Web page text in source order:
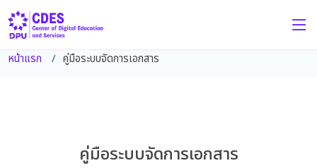
หน้าแรก คู่มือระบบจัดการเอกสาร
คู่มือระบบจัดการเอกสาร